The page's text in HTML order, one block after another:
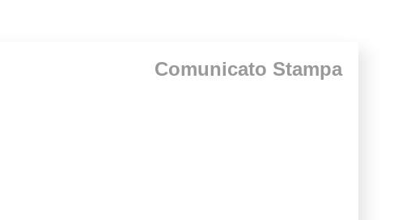
Comunicato Stampa